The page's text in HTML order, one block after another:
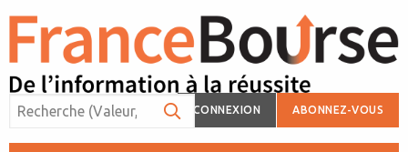
CONNEXION ABONNEZ-VOUS